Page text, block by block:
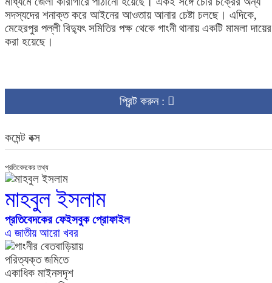
সদস্যদের শনাক্ত করে আইনের আওতায় আনার চেষ্টা চলছে। এদিকে,
মেহেরপুর পল্লী বিদ্যুৎ সমিতির পক্ষ থেকে গাংনী থানায় একটি মামলা দায়ের
করা হয়েছে।
প্রিন্ট করুন :
কমেন্ট বক্স
প্রতিবেদকের তথ্য
মাহবুল ইসলাম
প্রতিবেদকের ফেইসবুক প্রোফাইল
এ জাতীয় আরো খবর